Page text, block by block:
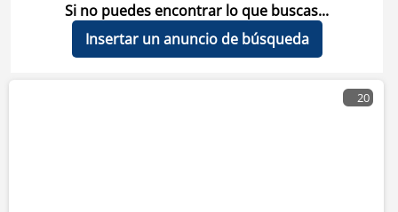
Si no puedes encontrar lo que buscas...
Insertar un anuncio de búsqueda
20